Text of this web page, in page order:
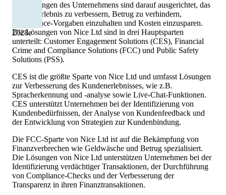
2028e
Die Lösungen des Unternehmens sind darauf ausgerichtet, das
Kundenerlebnis zu verbessern, Betrug zu verhindern,
Compliance-Vorgaben einzuhalten und Kosten einzusparen.
Die Lösungen von Nice Ltd sind in drei Hauptsparten
unterteilt: Customer Engagement Solutions (CES), Financial
Crime and Compliance Solutions (FCC) und Public Safety
Solutions (PSS).
CES ist die größte Sparte von Nice Ltd und umfasst Lösungen
zur Verbesserung des Kundenerlebnisses, wie z.B.
Spracherkennung und -analyse sowie Live-Chat-Funktionen.
CES unterstützt Unternehmen bei der Identifizierung von
Kundenbedürfnissen, der Analyse von Kundenfeedback und
der Entwicklung von Strategien zur Kundenbindung.
Die FCC-Sparte von Nice Ltd ist auf die Bekämpfung von
Finanzverbrechen wie Geldwäsche und Betrug spezialisiert.
Die Lösungen von Nice Ltd unterstützen Unternehmen bei der
Identifizierung verdächtiger Transaktionen, der Durchführung
von Compliance-Checks und der Verbesserung der
Transparenz in ihren Finanztransaktionen.